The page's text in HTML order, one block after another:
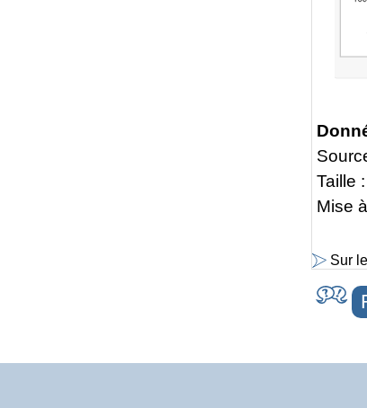
Taille
Mise
Sur